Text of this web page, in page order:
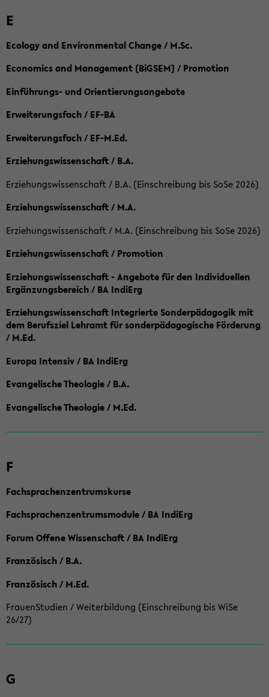
E
Ecology and Environmental Change / M.Sc.
Economics and Management (BiGSEM) / Promotion
Einführungs- und Orientierungsangebote
Erweiterungsfach / EF-BA
Erweiterungsfach / EF-M.Ed.
Erziehungswissenschaft / B.A.
Erziehungswissenschaft / B.A. (Einschreibung bis SoSe 2026)
Erziehungswissenschaft / M.A.
Erziehungswissenschaft / M.A. (Einschreibung bis SoSe 2026)
Erziehungswissenschaft / Promotion
Erziehungswissenschaft - Angebote für den Individuellen
Ergänzungsbereich / BA IndiErg
Erziehungswissenschaft Integrierte Sonderpädagogik mit
dem Berufsziel Lehramt für sonderpädagogische Förderung
/ M.Ed.
Europa Intensiv / BA IndiErg
Evangelische Theologie / B.A.
Evangelische Theologie / M.Ed.
F
Fachsprachenzentrumskurse
Fachsprachenzentrumsmodule / BA IndiErg
Forum Offene Wissenschaft / BA IndiErg
Französisch / B.A.
Französisch / M.Ed.
FrauenStudien / Weiterbildung (Einschreibung bis WiSe
26/27)
G